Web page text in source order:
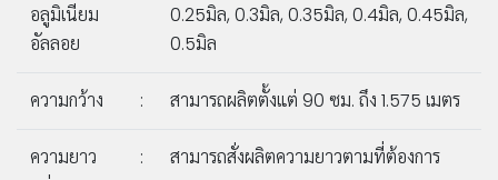
อลูมิเนียม
อัลลอย
0.25มิล, 0.3มิล, 0.35มิล, 0.4มิล, 0.45มิล,
0.5มิล
ความกว้าง : สามารถผลิตตั้งแต่ 90 ซม. ถึง 1.575 เมตร
ความยาว
: สามารถสั่งผลิตความยาวตามที่ต้องการ